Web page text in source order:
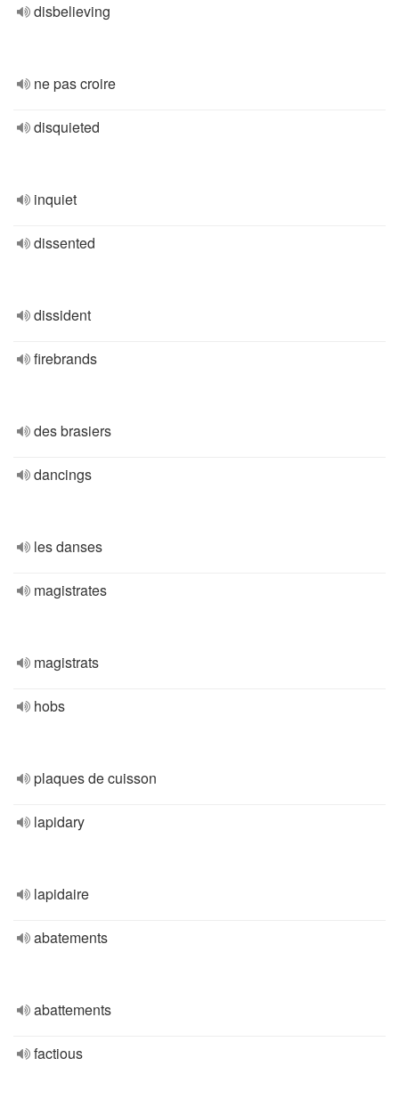
disbelieving
ne pas croire
disquieted
inquiet
dissented
dissident
firebrands
des brasiers
dancings
les danses
magistrates
magistrats
hobs
plaques de cuisson
lapidary
lapidaire
abatements
abattements
factious